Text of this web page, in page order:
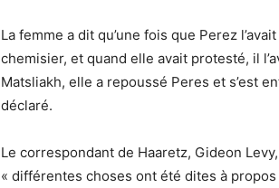
La femme a dit qu’une fois que Perez
chemisier, et quand elle avait protesté, il
Matsliakh, elle a repoussé Peres et s’est
déclaré.
Le correspondant de Haaretz, Gideon
« différentes choses ont été dites à